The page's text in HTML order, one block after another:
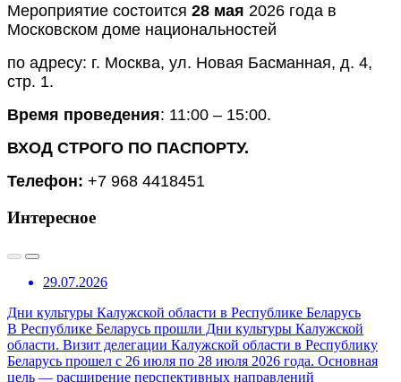
Мероприятие состоится 28 мая 2026 года в
Московском доме национальностей
по адресу: г. Москва, ул. Новая Басманная, д. 4,
стр. 1.
Время проведения: 11:00 – 15:00.
ВХОД СТРОГО ПО ПАСПОРТУ.
Телефон: +7 968 4418451
Интересное
29.07.2026
Дни культуры Калужской области в Республике Беларусь
В Республике Беларусь прошли Дни культуры Калужской
области. Визит делегации Калужской области в Республику
Беларусь прошел с 26 июля по 28 июля 2026 года. Основная
цель — расширение перспективных направлений